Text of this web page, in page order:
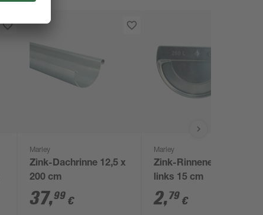
Marley
Zink-Dachrinne 12,5 x
200 cm
37,99 €
Marley
Zink-Rinnenendstück
links 15 cm
2,79 €